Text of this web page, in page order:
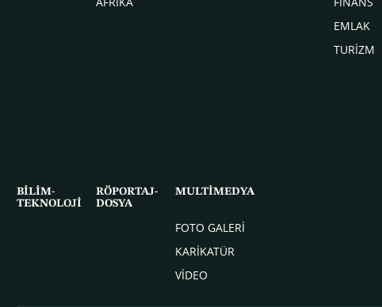
EMLAK
TURİZM
BİLİM-
TEKNOLOJİ
RÖPORTAJ-
DOSYA
MULTİMEDYA
FOTO GALERİ
KARİKATÜR
VİDEO